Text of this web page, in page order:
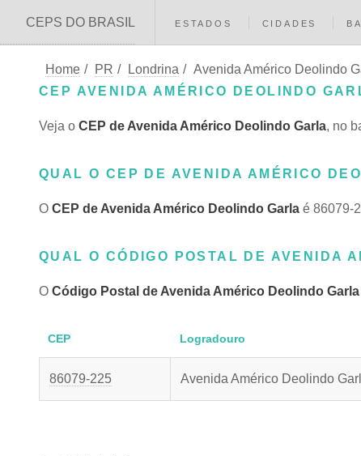
CEPS DO BRASIL ESTADOS CIDADES
Home / PR / Londrina / Avenida Américo Deolindo
CEP AVENIDA AMÉRICO DEOLINDO
Veja o CEP de Avenida Américo Deolindo Garla, no
QUAL O CEP DE AVENIDA AMÉRICO
O CEP de Avenida Américo Deolindo Garla é 86079-
QUAL O CÓDIGO POSTAL DE AVENIDA
O Código Postal de Avenida Américo Deolindo Garla
CEP Logradouro
86079-225 Avenida Américo Deolindo